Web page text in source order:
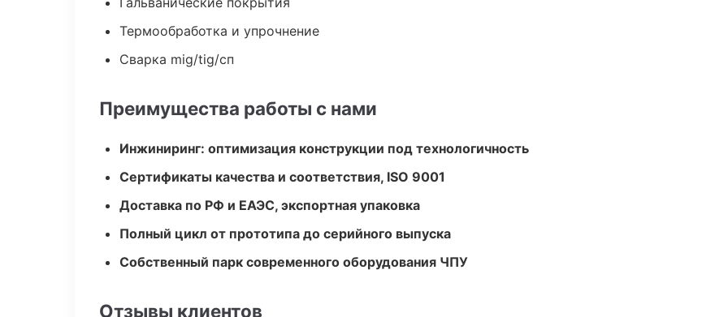
Термообработка и упрочнение
Сварка mig/tig/сп
Преимущества работы с нами
Инжиниринг: оптимизация конструкции под технологичность
Сертификаты качества и соответствия, ISO 9001
Доставка по РФ и ЕАЭС, экспортная упаковка
Полный цикл от прототипа до серийного выпуска
Собственный парк современного оборудования ЧПУ
Отзывы клиентов